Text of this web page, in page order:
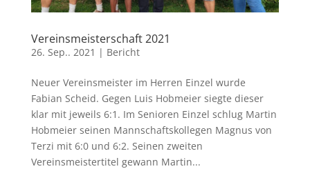
Vereinsmeisterschaft 2021
26. Sep.. 2021 | Bericht
Neuer Vereinsmeister im Herren Einzel wurde
Fabian Scheid. Gegen Luis Hobmeier siegte dieser
klar mit jeweils 6:1. Im Senioren Einzel schlug Martin
Hobmeier seinen Mannschaftskollegen Magnus von
Terzi mit 6:0 und 6:2. Seinen zweiten
Vereinsmeistertitel gewann Martin...